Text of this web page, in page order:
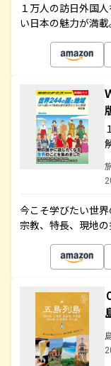
１万人の訪日外国
い日本の魅力が満
今こそ学びたい世
宗教、特長、現地